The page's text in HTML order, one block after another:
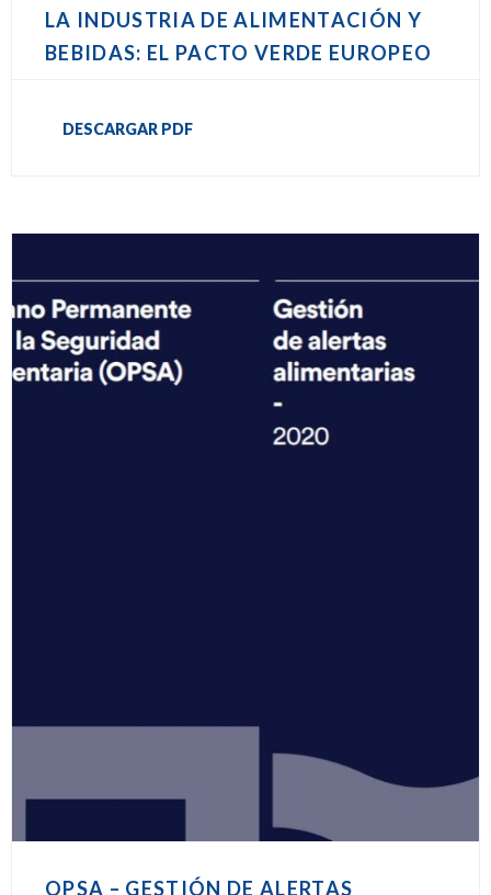
LA INDUSTRIA DE ALIMENTACIÓN Y
BEBIDAS: EL PACTO VERDE EUROPEO
DESCARGAR PDF
OPSA – GESTIÓN DE ALERTAS